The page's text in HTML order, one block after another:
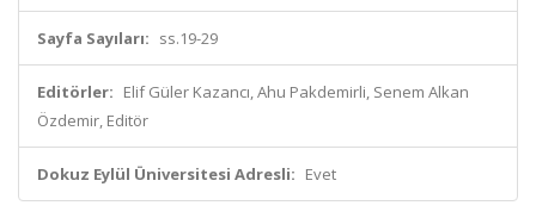
Sayfa Sayıları: ss.19-29
Editörler: Elif Güler Kazancı, Ahu Pakdemirli, Senem Alkan
Özdemir, Editör
Dokuz Eylül Üniversitesi Adresli: Evet